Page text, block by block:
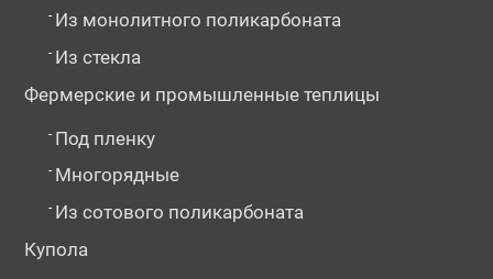
- Из монолитного поликарбоната
- Из стекла
Фермерские и промышленные теплицы
- Под пленку
- Многорядные
- Из сотового поликарбоната
Купола